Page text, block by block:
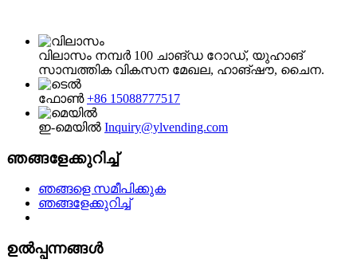
വിലാസം നമ്പർ 100 ചാങ്‌ഡ റോഡ്, യുഹാങ്
സാമ്പത്തിക വികസന മേഖല, ഹാങ്‌ഷൗ, ചൈന.
ഫോൺ +86 15088777517
ഇ-മെയിൽ Inquiry@ylvending.com
ഞങ്ങളേക്കുറിച്ച്
ഞങ്ങളെ സമീപിക്കുക
ഞങ്ങളേക്കുറിച്ച്
ഉൽപ്പന്നങ്ങൾ